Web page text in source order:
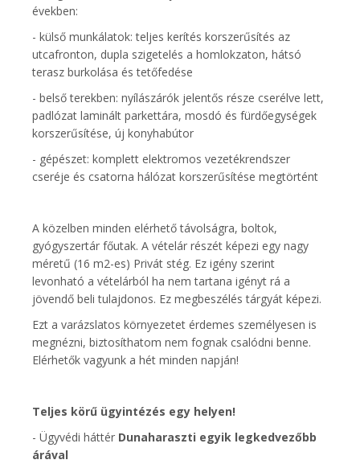
években:
- külső munkálatok: teljes kerítés korszerűsítés az
utcafronton, dupla szigetelés a homlokzaton, hátsó
terasz burkolása és tetőfedése
- belső terekben: nyílászárók jelentős része cserélve lett,
padlózat laminált parkettára, mosdó és fürdőegységek
korszerűsítése, új konyhabútor
- gépészet: komplett elektromos vezetékrendszer
cseréje és csatorna hálózat korszerűsítése megtörtént
A közelben minden elérhető távolságra, boltok,
gyógyszertár főutak. A vételár részét képezi egy nagy
méretű (16 m2-es) Privát stég. Ez igény szerint
levonható a vételárból ha nem tartana igényt rá a
jövendő beli tulajdonos. Ez megbeszélés tárgyát képezi.
Ezt a varázslatos környezetet érdemes személyesen is
megnézni, biztosíthatom nem fognak csalódni benne.
Elérhetők vagyunk a hét minden napján!
Teljes körű ügyintézés egy helyen!
- Ügyvédi háttér Dunaharaszti egyik legkedvezőbb
árával